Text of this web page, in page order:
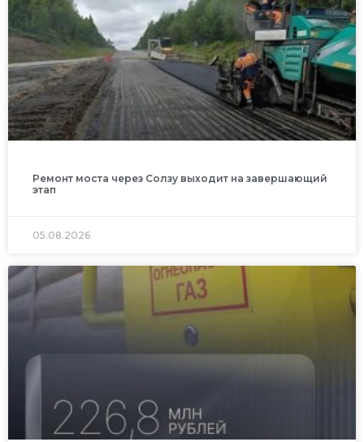
Ремонт моста через Солзу выходит на завершающий
этап
05.08.2026